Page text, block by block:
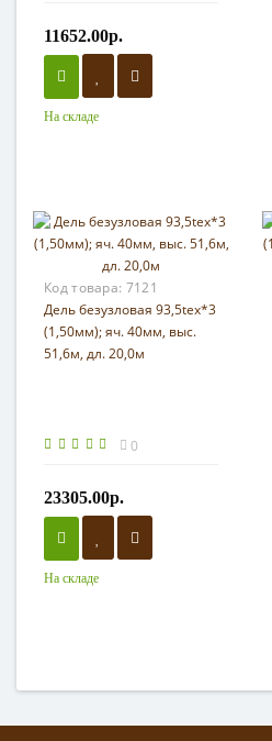
11652.00р.
На складе
Код товара: 7121
Дель безузловая 93,5tex*3
(1,50мм); яч. 40мм, выс.
51,6м, дл. 20,0м
0
23305.00р.
На складе